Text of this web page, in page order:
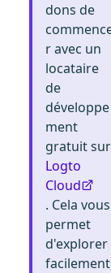
dons de
r avec un
locataire
de
développe
ment
gratuit sur
Logto
Cloud
. Cela vous
permet
d'explorer
facilement